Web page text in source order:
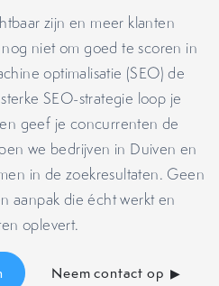
zijn en meer klanten
niet om goed te scoren in
optimalisatie (SEO) de
SEO-strategie loop je
geef je concurrenten de
we bedrijven in Duiven en
in de zoekresultaten. Geen
aanpak die écht werkt en
oplevert.
Neem contact op